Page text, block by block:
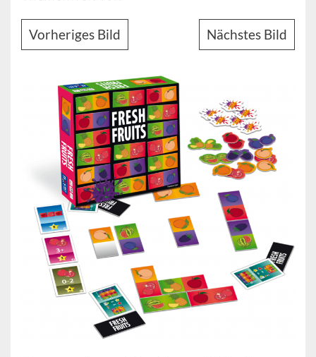
Vorheriges Bild Nächstes Bild